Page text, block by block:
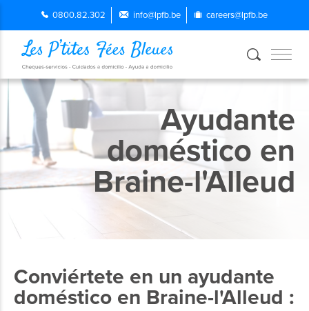
0800.82.302 info@lpfb.be careers@lpfb.be
Ayudante
doméstico en
Braine-l'Alleud
Conviértete en un ayudante
doméstico en Braine-l'Alleud :